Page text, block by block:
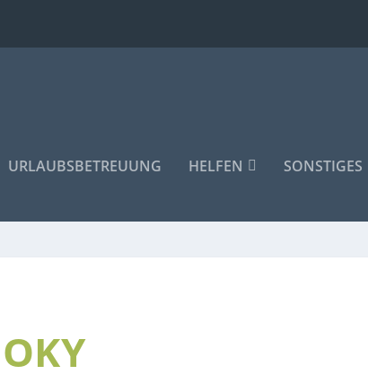
URLAUBSBETREUUNG HELFEN SONSTIGES